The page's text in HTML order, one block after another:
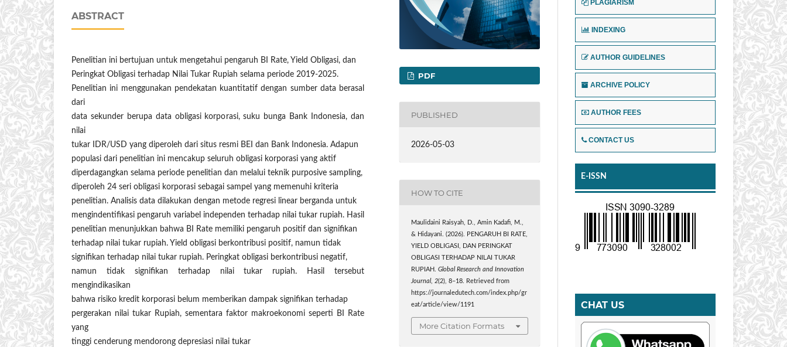
ABSTRACT
Penelitian ini bertujuan untuk mengetahui pengaruh BI Rate, Yield Obligasi, dan
Peringkat Obligasi terhadap Nilai Tukar Rupiah selama periode 2019-2025.
Penelitian ini menggunakan pendekatan kuantitatif dengan sumber data berasal
dari
data sekunder berupa data obligasi korporasi, suku bunga Bank Indonesia, dan
nilai
tukar IDR/USD yang diperoleh dari situs resmi BEI dan Bank Indonesia. Adapun
populasi dari penelitian ini mencakup seluruh obligasi korporasi yang aktif
diperdagangkan selama periode penelitian dan melalui teknik purposive sampling,
diperoleh 24 seri obligasi korporasi sebagai sampel yang memenuhi kriteria
penelitian. Analisis data dilakukan dengan metode regresi linear berganda untuk
mengindentifikasi pengaruh variabel independen terhadap nilai tukar rupiah. Hasil
penelitian menunjukkan bahwa BI Rate memiliki pengaruh positif dan signifikan
terhadap nilai tukar rupiah. Yield obligasi berkontribusi positif, namun tidak
signifikan terhadap nilai tukar rupiah. Peringkat obligasi berkontribusi negatif,
namun tidak signifikan terhadap nilai tukar rupiah. Hasil tersebut
mengindikasikan
bahwa risiko kredit korporasi belum memberikan dampak signifikan terhadap
pergerakan nilai tukar Rupiah, sementara faktor makroekonomi seperti BI Rate
yang
tinggi cenderung mendorong depresiasi nilai tukar
PDF
PUBLISHED
2026-05-03
HOW TO CITE
Maulidaini Raisyah, D., Amin Kadafi, M.,
& Hidayani. (2026). PENGARUH BI RATE,
YIELD OBLIGASI, DAN PERINGKAT
OBLIGASI TERHADAP NILAI TUKAR
RUPIAH.Global Research and Innovation
Journal,2(2), 8–18. Retrieved from
https://journaledutech.com/index.php/gr
eat/article/view/1191
More Citation Formats
PLAGIARISM
INDEXING
AUTHOR GUIDELINES
ARCHIVE POLICY
AUTHOR FEES
CONTACT US
E-ISSN
CHAT US